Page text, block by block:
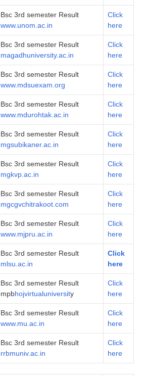
Bsc 3rd semester Result
www.unom.ac.in
Click
here
Bsc 3rd semester Result
magadhuniversity.ac.in
Click
here
Bsc 3rd semester Result
www.mdsuexam.org
Click
here
Bsc 3rd semester Result
www.mdurohtak.ac.in
Click
here
Bsc 3rd semester Result
mgsubikaner.ac.in
Click
here
Bsc 3rd semester Result
mgkvp.ac.in
Click
here
Bsc 3rd semester Result
mgcgvchitrakoot.com
Click
here
Bsc 3rd semester Result
www.mjpru.ac.in
Click
here
Bsc 3rd semester Result
mlsu.ac.in
Click
here
Bsc 3rd semester Result
mpbhojvirtualuniversity
Click
here
Bsc 3rd semester Result
www.mu.ac.in
Click
here
Bsc 3rd semester Result
rrbmuniv.ac.in
Click
here